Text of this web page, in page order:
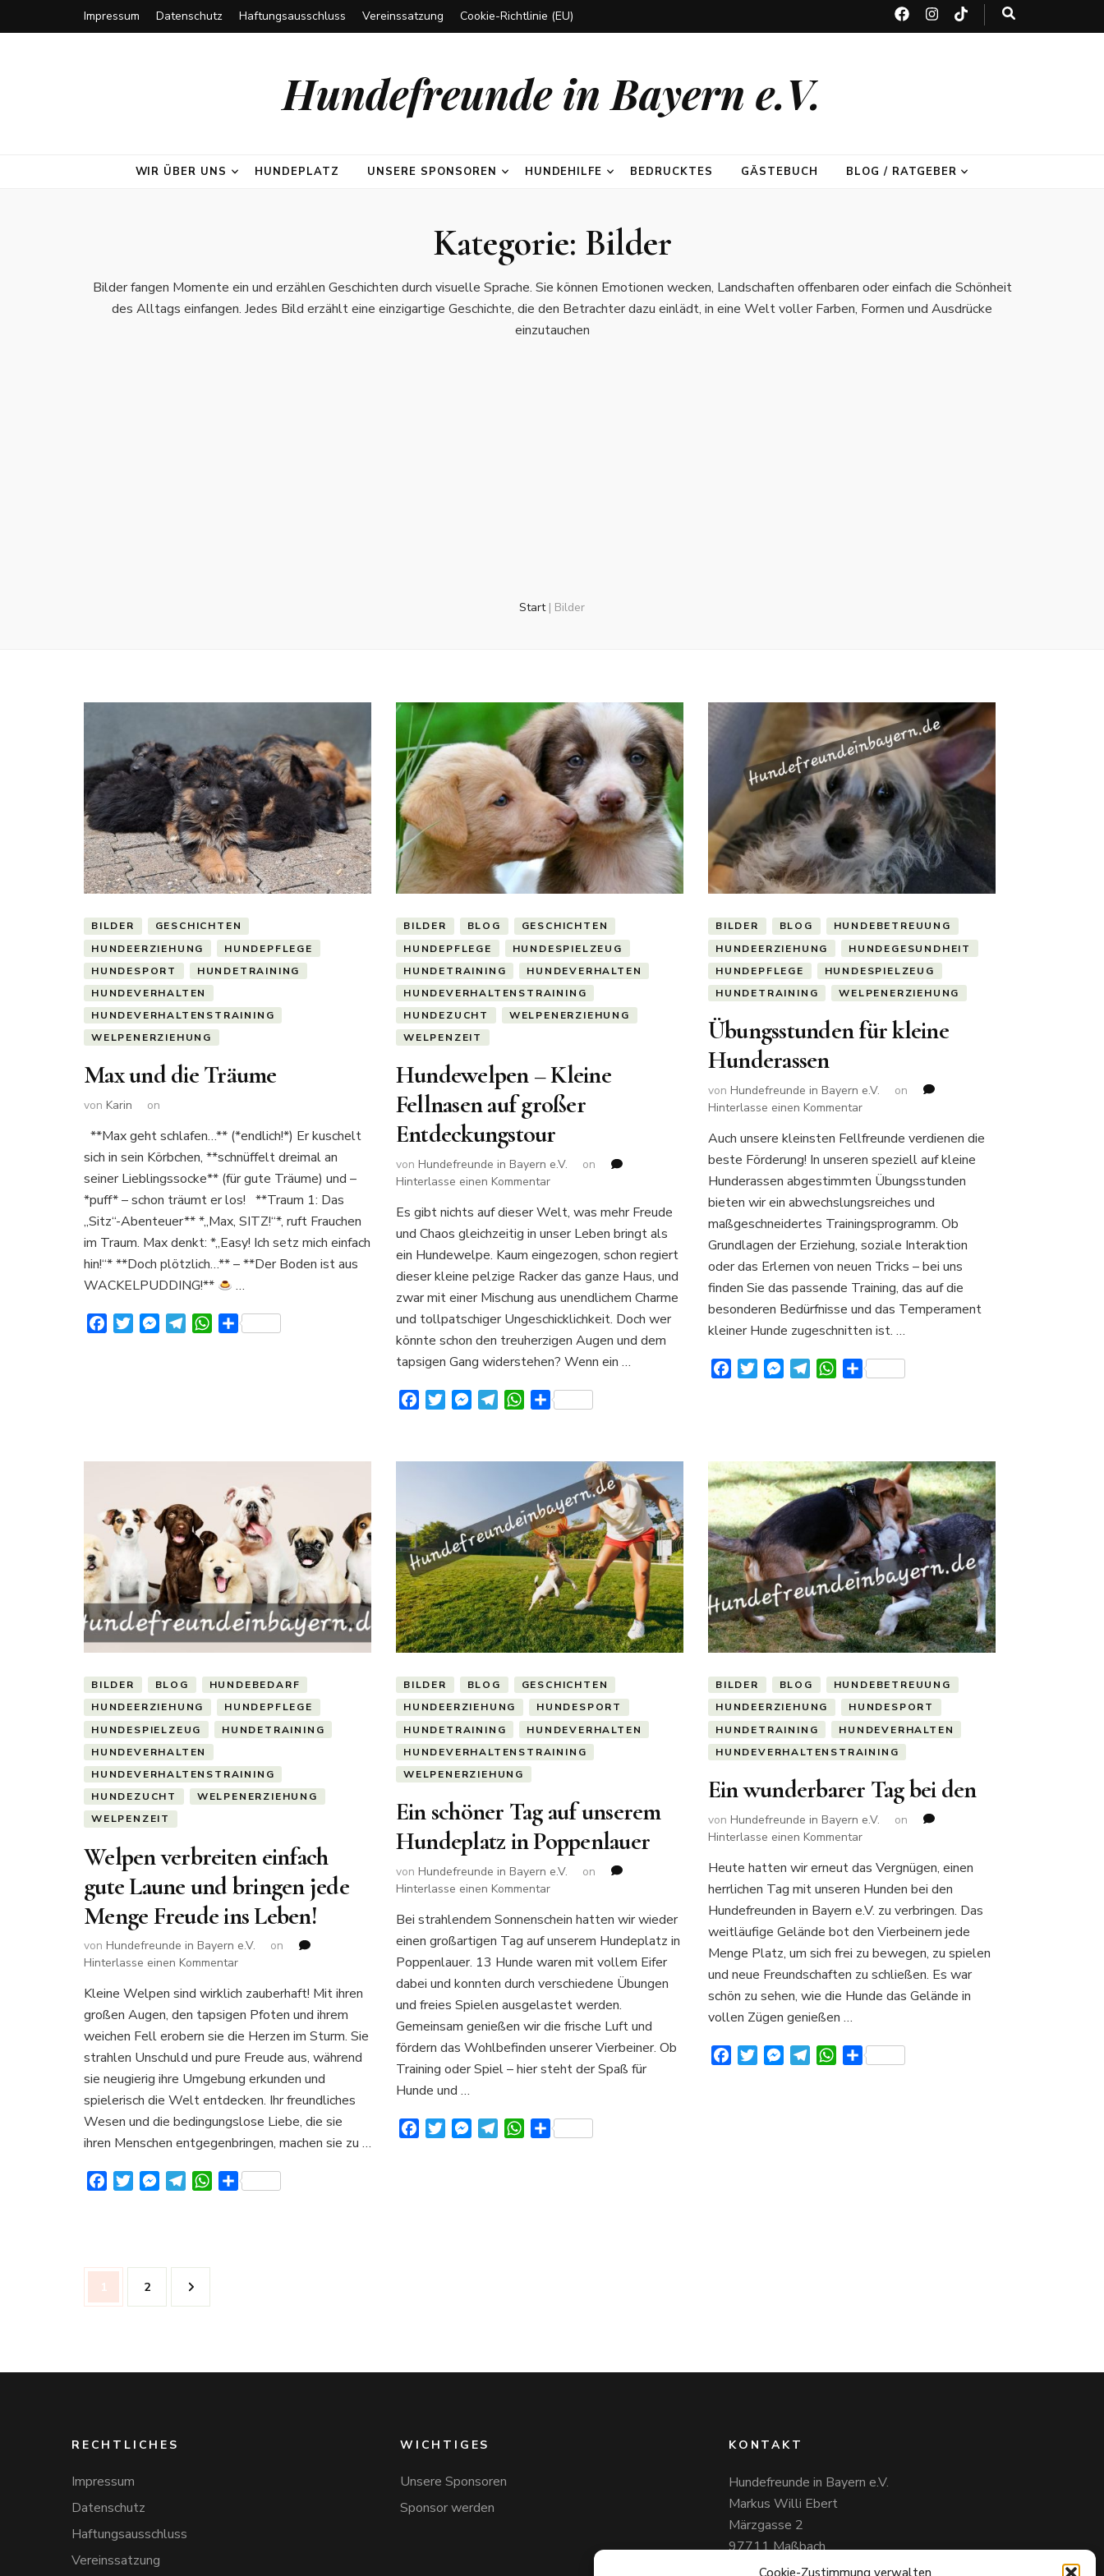
Cookie-Zustimmung verwalten
Impressum Datenschutz Haftungsausschluss Vereinssatzung Cookie-Richtlinie (EU)
Hundefreunde in Bayern e.V.
WIR ÜBER UNS HUNDEPLATZ UNSERE SPONSOREN HUNDEHILFE BEDRUCKTES GÄSTEBUCH BLOG / RATGEBER
Kategorie: Bilder
Bilder fangen Momente ein und erzählen Geschichten durch visuelle Sprache. Sie können Emotionen wecken, Landschaften offenbaren oder einfach die Schönheit
des Alltags einfangen. Jedes Bild erzählt eine einzigartige Geschichte, die den Betrachter dazu einlädt, in eine Welt voller Farben, Formen und Ausdrücke
einzutauchen
Start | Bilder
BILDER
GESCHICHTEN
HUNDEERZIEHUNG
HUNDEPFLEGE
HUNDESPORT
HUNDETRAINING
HUNDEVERHALTEN
HUNDEVERHALTENSTRAINING
WELPENERZIEHUNG
Max und die Träume
von Karin on
**Max geht schlafen…** (*endlich!*) Er kuschelt
sich in sein Körbchen, **schnüffelt dreimal an
seiner Lieblingssocke** (für gute Träume) und –
*puff* – schon träumt er los! **Traum 1: Das
„Sitz“-Abenteuer** *„Max, SITZ!“*, ruft Frauchen
im Traum. Max denkt: *„Easy! Ich setz mich einfach
hin!“* **Doch plötzlich…** – **Der Boden ist aus
WACKELPUDDING!**
…
FacebookTwitterMessenger
TelegramWhatsApp
Teilen
BILDER BLOG
GESCHICHTEN
HUNDEPFLEGE
HUNDESPIELZEUG
HUNDETRAINING
HUNDEVERHALTEN
HUNDEVERHALTENSTRAINING
HUNDEZUCHT
WELPENERZIEHUNG
WELPENZEIT
Hundewelpen – Kleine
Fellnasen auf großer
Entdeckungstour
von Hundefreunde in Bayern e.V.
on
Hinterlasse einen Kommentarzu
–
Kleine
Fellnasen
auf
großer
Entdeckungstour
Es gibt nichts auf dieser Welt, was mehr Freude
und Chaos gleichzeitig in unser Leben bringt als
ein Hundewelpe. Kaum eingezogen, schon regiert
dieser kleine pelzige Racker das ganze Haus, und
zwar mit einer Mischung aus unendlichem Charme
und tollpatschiger Ungeschicklichkeit. Doch wer
könnte schon den treuherzigen Augen und dem
tapsigen Gang widerstehen? Wenn ein …
FacebookTwitterMessenger
TelegramWhatsApp
Teilen
BILDER BLOG
HUNDEBETREUUNG
HUNDEERZIEHUNG
HUNDEGESUNDHEIT
HUNDEPFLEGE
HUNDESPIELZEUG
HUNDETRAINING
WELPENERZIEHUNG
Übungsstunden für kleine
Hunderassen
von Hundefreunde in Bayern e.V.
on
Hinterlasse einen Kommentarzu
für
kleine
Hunderassen
Auch unsere kleinsten Fellfreunde verdienen die
beste Förderung! In unseren speziell auf kleine
Hunderassen abgestimmten Übungsstunden
bieten wir ein abwechslungsreiches und
maßgeschneidertes Trainingsprogramm. Ob
Grundlagen der Erziehung, soziale Interaktion
oder das Erlernen von neuen Tricks – bei uns
finden Sie das passende Training, das auf die
besonderen Bedürfnisse und das Temperament
kleiner Hunde zugeschnitten ist. …
FacebookTwitterMessenger
TelegramWhatsApp
Teilen
BILDER BLOG
HUNDEBEDARF
HUNDEERZIEHUNG
HUNDEPFLEGE
HUNDESPIELZEUG
HUNDETRAINING
HUNDEVERHALTEN
HUNDEVERHALTENSTRAINING
HUNDEZUCHT
WELPENERZIEHUNG
WELPENZEIT
Welpen verbreiten einfach
gute Laune und bringen jede
Menge Freude ins Leben!
von Hundefreunde in Bayern e.V.
on
Hinterlasse einen Kommentarzu
verbreiten
einfach
gute
und
bringen
jede
Menge
Freude
ins
Leben!
Kleine Welpen sind wirklich zauberhaft! Mit ihren
großen Augen, den tapsigen Pfoten und ihrem
weichen Fell erobern sie die Herzen im Sturm. Sie
strahlen Unschuld und pure Freude aus, während
sie neugierig ihre Umgebung erkunden und
spielerisch die Welt entdecken. Ihr freundliches
Wesen und die bedingungslose Liebe, die sie
ihren Menschen entgegenbringen, machen sie zu …
FacebookTwitterMessenger
TelegramWhatsApp
Teilen
BILDER BLOG
GESCHICHTEN
HUNDEERZIEHUNG
HUNDESPORT
HUNDETRAINING
HUNDEVERHALTEN
HUNDEVERHALTENSTRAINING
WELPENERZIEHUNG
Ein schöner Tag auf unserem
Hundeplatz in Poppenlauer
von Hundefreunde in Bayern e.V.
on
Hinterlasse einen Kommentarzu
schöner
Tag
auf
Hundeplatz
in
Poppenlauer
Bei strahlendem Sonnenschein hatten wir wieder
einen großartigen Tag auf unserem Hundeplatz in
Poppenlauer. 13 Hunde waren mit vollem Eifer
dabei und konnten durch verschiedene Übungen
und freies Spielen ausgelastet werden.
Gemeinsam genießen wir die frische Luft und
fördern das Wohlbefinden unserer Vierbeiner. Ob
Training oder Spiel – hier steht der Spaß für
Hunde und …
FacebookTwitterMessenger
TelegramWhatsApp
Teilen
BILDER BLOG
HUNDEBETREUUNG
HUNDEERZIEHUNG
HUNDESPORT
HUNDETRAINING
HUNDEVERHALTEN
HUNDEVERHALTENSTRAINING
Ein wunderbarer Tag bei den
von Hundefreunde in Bayern e.V.
on
Hinterlasse einen Kommentarzu
wunderbarer
Tag
bei
Heute hatten wir erneut das Vergnügen, einen
herrlichen Tag mit unseren Hunden bei den
Hundefreunden in Bayern e.V. zu verbringen. Das
weitläufige Gelände bot den Vierbeinern jede
Menge Platz, um sich frei zu bewegen, zu spielen
und neue Freundschaften zu schließen. Es war
schön zu sehen, wie die Hunde das Gelände in
vollen Zügen genießen …
FacebookTwitterMessenger
TelegramWhatsApp
Teilen
Seitennummerierung
derSeite
1 Seite
2
RECHTLICHES
Impressum
Datenschutz
Haftungsausschluss
Vereinssatzung
WICHTIGES
Unsere Sponsoren
Sponsor werden
KONTAKT
Hundefreunde in Bayern e.V.
Markus Willi Ebert
Märzgasse 2
97711 Maßbach
+49 172 85 64 937